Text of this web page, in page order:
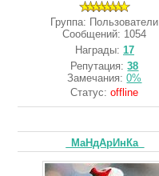
Группа: Пользователи
Сообщений: 1054
Награды: 17
Репутация:38
Замечания:0%
Статус:offline
_МаНдАрИнКа_